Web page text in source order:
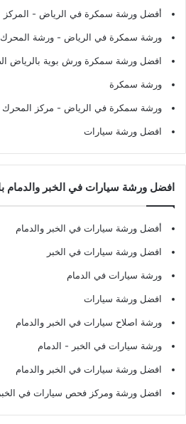
أفضل ورشة سمكرة في الرياض -
ورشة سمكرة في الرياض - ورشة
افضل ورشة سمكرة ورش بوية بالرياض
ورشة سمكرة
ورشة سمكرة في الرياض - مركز المحرك
افضل ورشة سيارات
افضل ورشة سيارات في الخبر والدمام
أفضل ورشة سيارات في الخبر والدمام
افضل ورشة سيارات في الخبر
ورشة سيارات في الدمام
افضل ورشة سيارات
ورشة اصلاح سيارات في الخبر والدمام
ورشة سيارات في الخبر - الدمام
افضل ورشة سيارات في الخبر والدمام
افضل ورشة ومركز فحص سيارات في